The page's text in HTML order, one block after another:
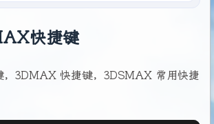
快捷键
，3DMAX 快捷键，3DSMAX 常用快捷